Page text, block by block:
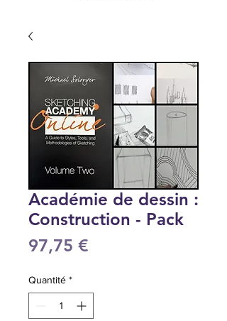
Académie de dessin :
Construction - Pack
97,75 €
Quantité *